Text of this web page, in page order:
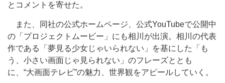
とコメントを寄せた。
また、同社の公式ホームページ、公式YouTubeで公開中
の「プロジェクトムービー」にも相川が出演。相川の代表
作である「夢見る少女じゃいられない」を基にした「も
う、小さい画面じゃ見られない」のフレーズととも
に、“大画面テレビ”の魅力、世界観をアピールしていく。